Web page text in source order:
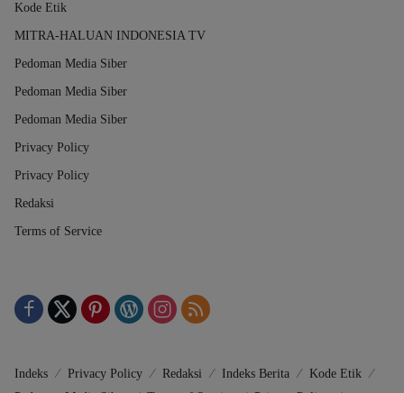
Kode Etik
MITRA-HALUAN INDONESIA TV
Pedoman Media Siber
Pedoman Media Siber
Pedoman Media Siber
Privacy Policy
Privacy Policy
Redaksi
Terms of Service
Indeks Privacy Policy Redaksi Indeks Berita
Kode Etik